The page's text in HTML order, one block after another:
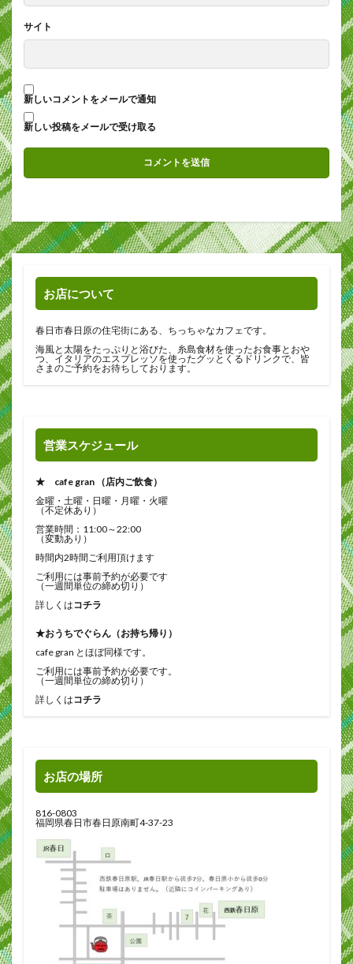
サイト
新しいコメントをメールで通知
新しい投稿をメールで受け取る
お店について
春日市春日原の住宅街にある、ちっちゃなカフェです。
海風と太陽をたっぷりと浴びた、糸島食材を使ったお食事とおや
つ、イタリアのエスプレッソを使ったグッとくるドリンクで、皆
さまのご予約をお待ちしております。
営業スケジュール
★ cafe gran （店内ご飲食）
金曜・土曜・日曜・月曜・火曜
（不定休あり）
営業時間：11:00～22:00
（変動あり）
時間内2時間ご利用頂けます
ご利用には事前予約が必要です
（一週間単位の締め切り）
詳しくはコチラ
★おうちでぐらん（お持ち帰り）
cafe gran とほぼ同様です。
ご利用には事前予約が必要です。
（一週間単位の締め切り）
詳しくはコチラ
お店の場所
816-0803
福岡県春日市春日原南町4-37-23